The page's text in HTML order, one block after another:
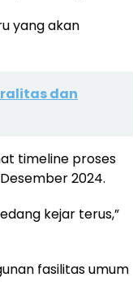
yang akan
dan
timeline proses
2024.
kejar terus,”
fasilitas umum